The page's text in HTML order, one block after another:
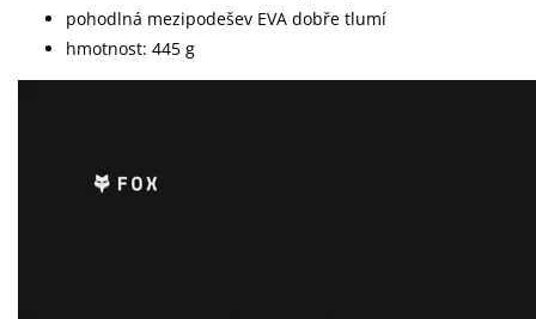
pohodlná mezipodešev EVA dobře tlumí
hmotnost: 445 g